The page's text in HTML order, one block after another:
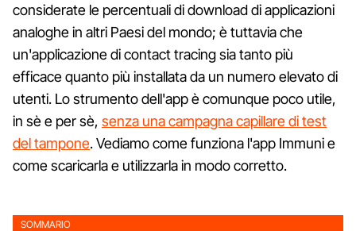
considerate le percentuali di download di applicazioni
analoghe in altri Paesi del mondo; è tuttavia che
un'applicazione di contact tracing sia tanto più
efficace quanto più installata da un numero elevato di
utenti. Lo strumento dell'app è comunque poco utile,
in sè e per sè, senza una campagna capillare di test
del tampone. Vediamo come funziona l'app Immuni e
come scaricarla e utilizzarla in modo corretto.
SOMMARIO